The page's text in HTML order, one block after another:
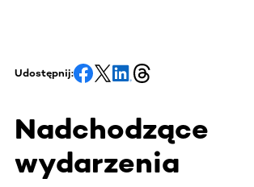
Udostępnij:
Nadchodzące
wydarzenia